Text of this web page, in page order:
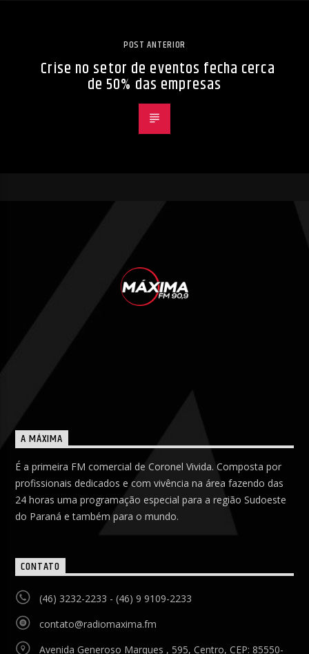
POST ANTERIOR
Crise no setor de eventos fecha cerca
de 50% das empresas
A MÁXIMA
É a primeira FM comercial de Coronel Vivida. Composta por
profissionais dedicados e com vivência na área fazendo das
24 horas uma programação especial para a região Sudoeste
do Paraná e também para o mundo.
CONTATO
(46) 3232-2233 - (46) 9 9109-2233
contato@radiomaxima.fm
Avenida Generoso Marques , 595, Centro, CEP: 85550-